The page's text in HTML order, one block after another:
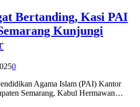
Bertanding, Kasi PAI
Kunjungi
0
Agama Islam (PAI) Kantor
Semarang, Kabul Hermawan…